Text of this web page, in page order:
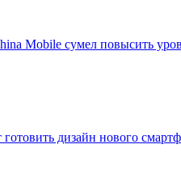
Mobile сумел повысить
готовить дизайн нового